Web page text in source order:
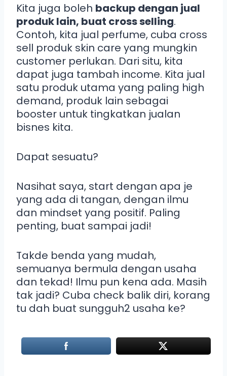
Kita juga boleh backup dengan jual
produk lain, buat cross selling.
Contoh, kita jual perfume, cuba cross
sell produk skin care yang mungkin
customer perlukan. Dari situ, kita
dapat juga tambah income. Kita jual
satu produk utama yang paling high
demand, produk lain sebagai
booster untuk tingkatkan jualan
bisnes kita.
Dapat sesuatu?
Nasihat saya, start dengan apa je
yang ada di tangan, dengan ilmu
dan mindset yang positif. Paling
penting, buat sampai jadi!
Takde benda yang mudah,
semuanya bermula dengan usaha
dan tekad! Ilmu pun kena ada. Masih
tak jadi? Cuba check balik diri, korang
tu dah buat sungguh2 usaha ke?